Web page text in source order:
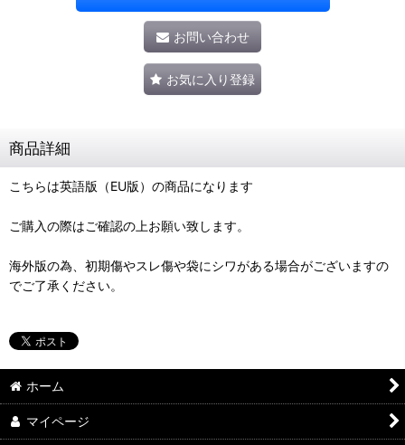
お問い合わせ
お気に入り登録
商品詳細
こちらは英語版（EU版）の商品になります
ご購入の際はご確認の上お願い致します。
海外版の為、初期傷やスレ傷や袋にシワがある場合がございますの
でご了承ください。
ホーム
マイページ